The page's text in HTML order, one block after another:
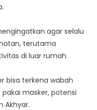
agar selalu
terutama
di luar rumah.
bisa terkena wabah
masker, potensi
Akhyar.